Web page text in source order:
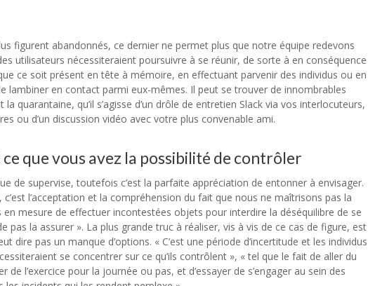
figurent abandonnés, ce dernier ne permet plus que notre équipe redevons
utilisateurs nécessiteraient poursuivre à se réunir, de sorte à en conséquence
ce soit présent en tête à mémoire, en effectuant parvenir des individus ou en
lambiner en contact parmi eux-mêmes. Il peut se trouver de innombrables
quarantaine, qu’il s’agisse d’un drôle de entretien Slack via vos interlocuteurs,
ou d’un discussion vidéo avec votre plus convenable ami.
que vous avez la possibilité de contrôler
de supervise, toutefois c’est la parfaite appréciation de entonner à envisager.
l’acceptation et la compréhension du fait que nous ne maîtrisons pas la
en mesure de effectuer incontestées objets pour interdire la déséquilibre de se
pas la assurer ». La plus grande truc à réaliser, vis à vis de ce cas de figure, est
dire pas un manque d’options. « C’est une période d’incertitude et les individus
se concentrer sur ce qu’ils contrôlent », « tel que le fait de aller du
l’exercice pour la journée ou pas, et d’essayer de s’engager au sein des